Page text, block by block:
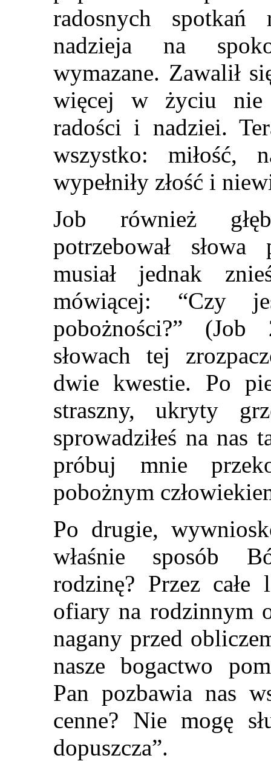
radosnych spotkań
nadzieja na
wymazane. Zawalił
więcej w życiu nie
radości i nadziei.
wszystko: miłość,
wypełniły złość i
Job również
potrzebował
musiał jednak
mówiącej: “Czy
pobożności?” (Job
słowach tej
dwie kwestie. Po
straszny, ukryty
sprowadziłeś na nas
próbuj mnie
pobożnym
Po drugie,
właśnie sposób
rodzinę? Przez całe
ofiary na rodzinnym
nagany przed
nasze bogactwo
Pan pozbawia nas
cenne? Nie mogę
dopuszcza”.